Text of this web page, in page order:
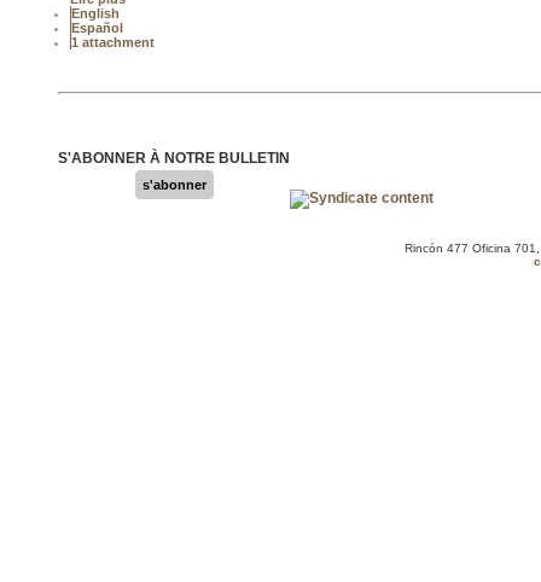
English
Español
1 attachment
S'ABONNER À NOTRE BULLETIN
s'abonner
Rincón 477 Oficina